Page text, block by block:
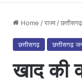
Home /राज्य /छत्तीसगढ़
छत्तीसगढ़ छत्तीसगढ़
खाद की